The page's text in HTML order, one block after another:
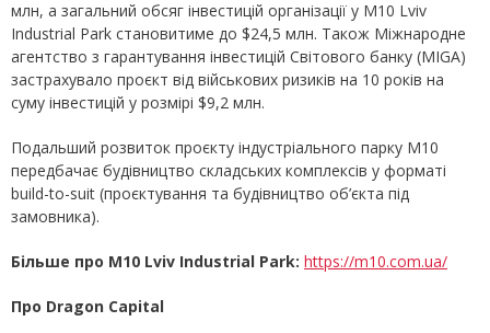
млн, а загальний обсяг інвестицій організації у M10 Lviv
Industrial Park становитиме до $24,5 млн. Також Міжнародне
агентство з гарантування інвестицій Світового банку (MIGA)
застрахувало проєкт від військових ризиків на 10 років на
суму інвестицій у розмірі $9,2 млн.
Подальший розвиток проєкту індустріального парку М10
передбачає будівництво складських комплексів у форматі
build-to-suit (проєктування та будівництво об’єкта під
замовника).
Більше про М10 Lviv Industrial Park: https://m10.com.ua/
Про Dragon Capital